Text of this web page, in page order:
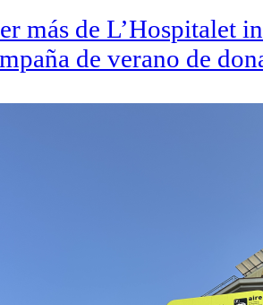
más de L’Hospitalet
de verano de